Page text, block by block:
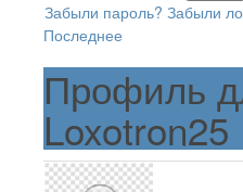
Забыли пароль? Забыли
Последнее
Профиль
Loxotron25